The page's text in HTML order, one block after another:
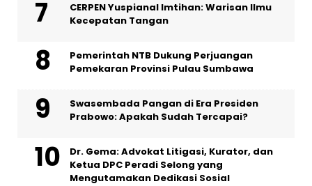
CERPEN Yuspianal Imtihan: Warisan Ilmu
Kecepatan Tangan
Pemerintah NTB Dukung Perjuangan
Pemekaran Provinsi Pulau Sumbawa
Swasembada Pangan di Era Presiden
Prabowo: Apakah Sudah Tercapai?
Dr. Gema: Advokat Litigasi, Kurator, dan
Ketua DPC Peradi Selong yang
Mengutamakan Dedikasi Sosial